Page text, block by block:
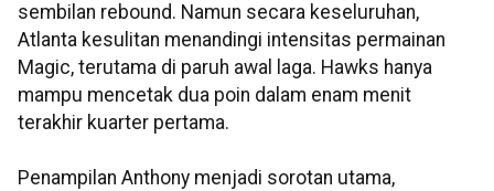
sembilan rebound. Namun secara keseluruhan,
Atlanta kesulitan menandingi intensitas permainan
Magic, terutama di paruh awal laga. Hawks hanya
mampu mencetak dua poin dalam enam menit
terakhir kuarter pertama.
Penampilan Anthony menjadi sorotan utama,